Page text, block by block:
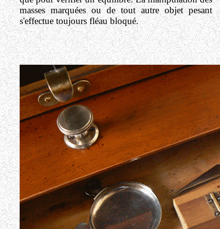
masses marquées ou de tout autre objet pesant
s'effectue toujours fléau bloqué.